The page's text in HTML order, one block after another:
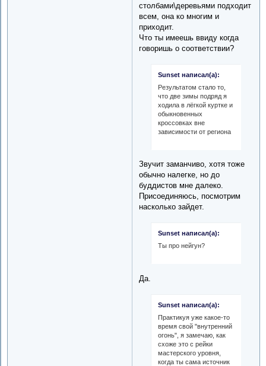
столбами\деревьями подходит
всем, она ко многим и
приходит.
Что ты имеешь ввиду когда
говоришь о соответствии?
Sunset написал(а):
Результатом стало то,
что две зимы подряд я
ходила в лёгкой куртке и
обыкновенных
кроссовках вне
зависимости от региона
Звучит заманчиво, хотя тоже
обычно налегке, но до
буддистов мне далеко.
Присоединяюсь, посмотрим
насколько зайдет.
Sunset написал(а):
Ты про нейгун?
Да.
Sunset написал(а):
Практикуя уже какое-то
время свой "внутренний
огонь", я замечаю, как
схоже это с рейки
мастерского уровня,
когда ты сама источник